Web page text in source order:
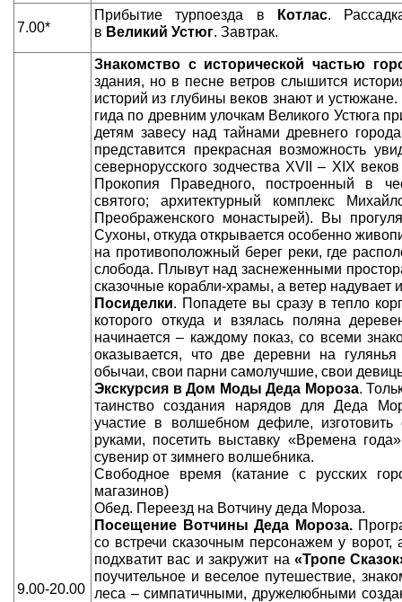
7.00*
Прибытие турпоезда в Котлас.
в Великий Устюг. Завтрак.
9.00-20.00
Знакомство с исторической частью
здания, но в песне ветров слышится
историй из глубины веков знают и
гида по древним улочкам Великого Устюга
детям завесу над тайнами древнего
представится прекрасная возможность
севернорусского зодчества XVII – XIX
Прокопия Праведного, построенный в
святого; архитектурный комплекс
Преображенского монастырей). Вы
Сухоны, откуда открывается особенно
на противоположный берег реки, где
слобода. Плывут над заснеженными
сказочные корабли-храмы, а ветер
Посиделки. Попадете вы сразу в тепло
которого откуда и взялась поляна
начинается – каждому показ, со всеми
оказывается, что две деревни на
обычаи, свои парни самолучшие, свои
Экскурсия в Дом Моды Деда Мороза.
таинство создания нарядов для Деда
участие в волшебном дефиле, изготовить
руками, посетить выставку «Времена
сувенир от зимнего волшебника.
Свободное время (катание с русских
магазинов)
Обед. Переезд на Вотчину деда Мороза.
Посещение Вотчины Деда Мороза.
со встречи сказочным персонажем у
подхватит вас и закружит на «Тропе
поучительное и веселое путешествие,
леса – симпатичными, дружелюбными